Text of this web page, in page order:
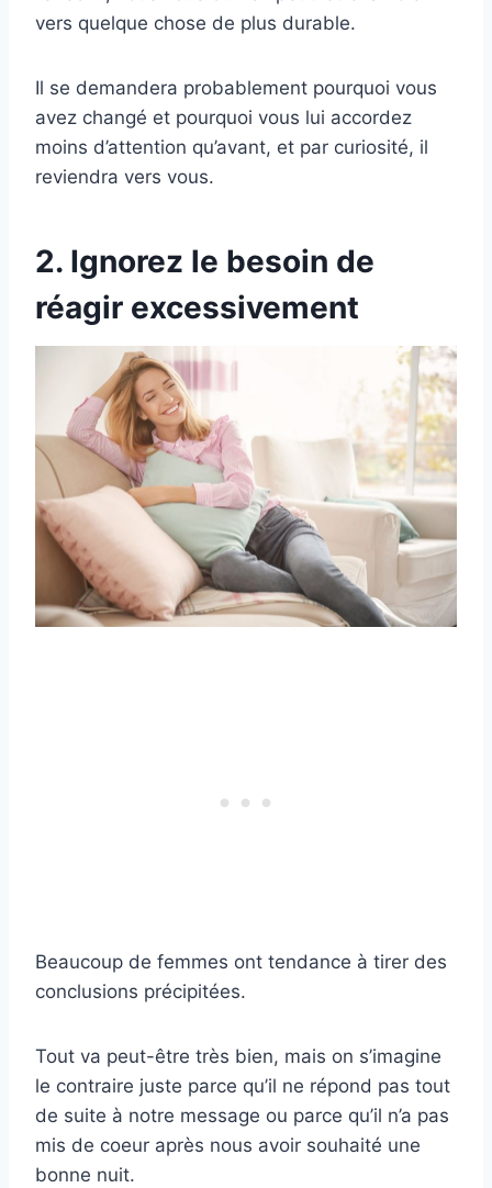
vers quelque chose de plus durable.
Il se demandera probablement pourquoi vous
avez changé et pourquoi vous lui accordez
moins d’attention qu’avant, et par curiosité, il
reviendra vers vous.
2. Ignorez le besoin de
réagir excessivement
Beaucoup de femmes ont tendance à tirer des
conclusions précipitées.
Tout va peut-être très bien, mais on s’imagine
le contraire juste parce qu’il ne répond pas tout
de suite à notre message ou parce qu’il n’a pas
mis de coeur après nous avoir souhaité une
bonne nuit.